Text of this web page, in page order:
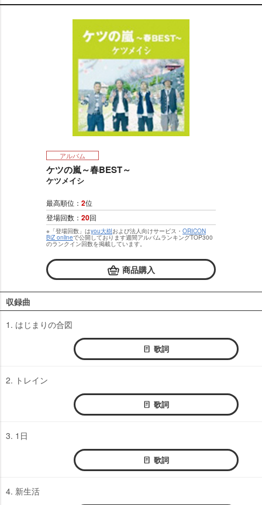
アルバム
ケツの嵐～春BEST～
ケツメイシ
最高順位： 2位
登場回数： 20回
※「登場回数」はyou大樹および法人向けサービス・ ORICON
BiZ onlineで公開しております週間アルバムランキングTOP300
のランクイン回数を掲載しています。
商品購入
収録曲
1. はじまりの合図
歌詞
2. トレイン
歌詞
3. 1日
歌詞
4. 新生活